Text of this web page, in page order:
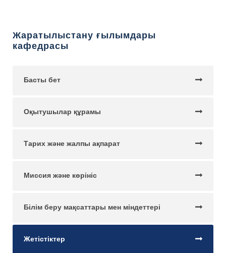
Жаратылыстану ғылымдары
кафедрасы
Басты бет
Оқытушылар құрамы
Тарих және жалпы ақпарат
Миссия және көрініс
Білім беру мақсаттары мен міндеттері
Жетістіктер